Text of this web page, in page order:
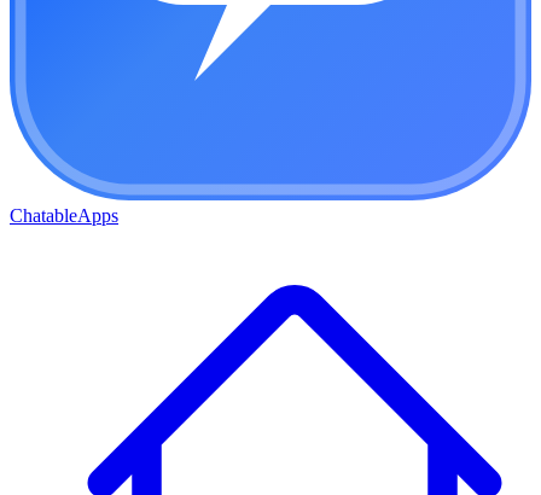
ChatableApps